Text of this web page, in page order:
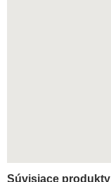
Súvisiace produkty